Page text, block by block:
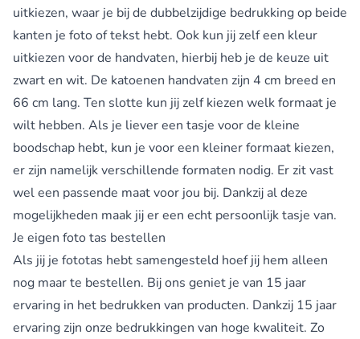
uitkiezen, waar je bij de dubbelzijdige bedrukking op beide
kanten je foto of tekst hebt. Ook kun jij zelf een kleur
uitkiezen voor de handvaten, hierbij heb je de keuze uit
zwart en wit. De katoenen handvaten zijn 4 cm breed en
66 cm lang. Ten slotte kun jij zelf kiezen welk formaat je
wilt hebben. Als je liever een tasje voor de kleine
boodschap hebt, kun je voor een kleiner formaat kiezen,
er zijn namelijk verschillende formaten nodig. Er zit vast
wel een passende maat voor jou bij. Dankzij al deze
mogelijkheden maak jij er een echt persoonlijk tasje van.
Je eigen foto tas bestellen
Als jij je fototas hebt samengesteld hoef jij hem alleen
nog maar te bestellen. Bij ons geniet je van 15 jaar
ervaring in het bedrukken van producten. Dankzij 15 jaar
ervaring zijn onze bedrukkingen van hoge kwaliteit. Zo